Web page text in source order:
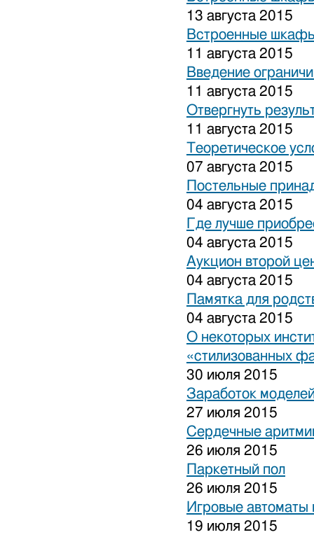
13 августа 2015
Встроенные
11 августа 2015
Введение
11 августа 2015
Отвергнуть
11 августа 2015
Теоретическое
07 августа 2015
Постельные
04 августа 2015
Где лучше
04 августа 2015
Аукцион второй
04 августа 2015
Памятка для
04 августа 2015
О некоторых
«стилизованных
30 июля 2015
Заработок
27 июля 2015
Сердечные
26 июля 2015
Паркетный пол
26 июля 2015
Игровые
19 июля 2015